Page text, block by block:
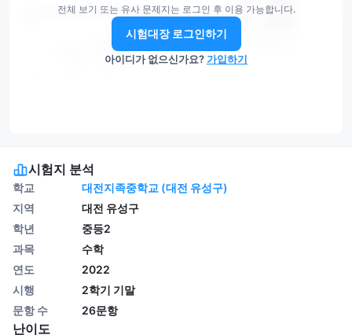
전체 보기 또는 유사 문제지는 로그인 후 이용 가능합니다.
시험대장 로그인하기
아이디가 없으신가요?가입하기
시험지 분석
학교
대전지족중학교 (대전 유성구)
지역
대전 유성구
학년
중등2
과목
수학
연도
2022
시행
2학기 기말
문항 수
26문항
난이도